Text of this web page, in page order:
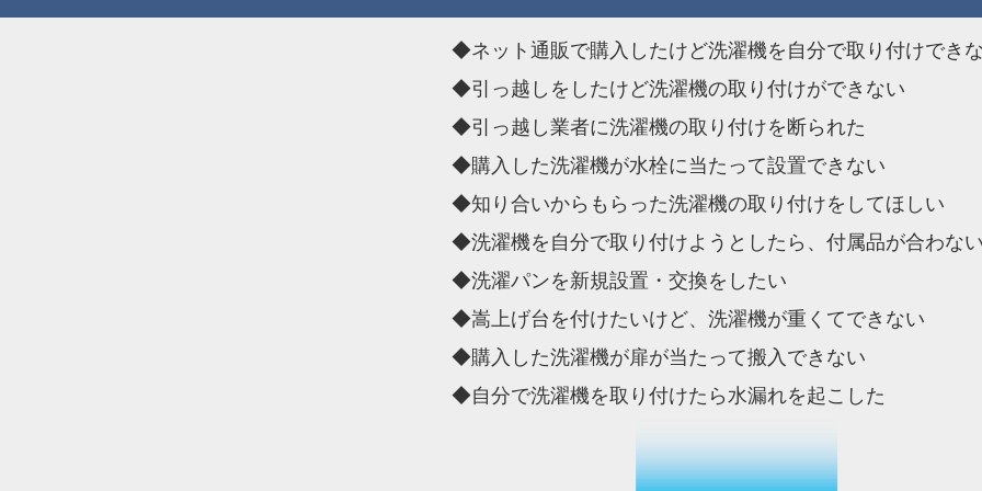
◆ネット通販で購入したけど洗濯機を自分で取り付けでき
◆引っ越しをしたけど洗濯機の取り付けができない
◆引っ越し業者に洗濯機の取り付けを断られた
◆購入した洗濯機が水栓に当たって設置できない
◆知り合いからもらった洗濯機の取り付けをしてほしい
◆洗濯機を自分で取り付けようとしたら、付属品が合わな
◆洗濯パンを新規設置・交換をしたい
◆嵩上げ台を付けたいけど、洗濯機が重くてできない
◆購入した洗濯機が扉が当たって搬入できない
◆自分で洗濯機を取り付けたら水漏れを起こした